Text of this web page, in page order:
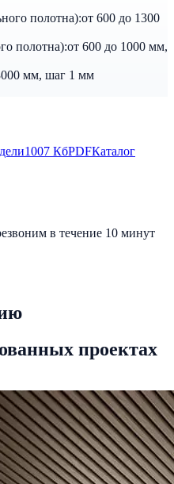
полотна):от 600 до 1300
полотна):от 600 до 1000 мм,
мм, шаг 1 мм
1007 КбPDFКаталог
в течение 10 минут
проектах